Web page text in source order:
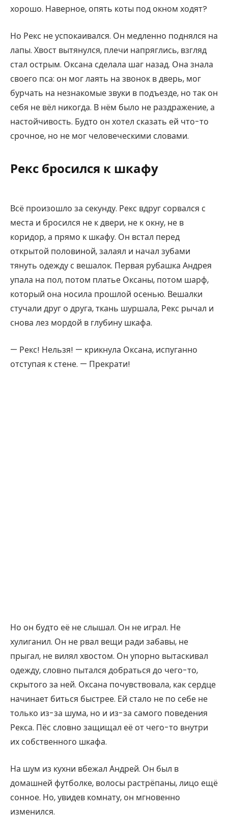
хорошо. Наверное, опять коты под окном ходят?
Но Рекс не успокаивался. Он медленно поднялся на
лапы. Хвост вытянулся, плечи напряглись, взгляд
стал острым. Оксана сделала шаг назад. Она знала
своего пса: он мог лаять на звонок в дверь, мог
бурчать на незнакомые звуки в подъезде, но так он
себя не вёл никогда. В нём было не раздражение, а
настойчивость. Будто он хотел сказать ей что-то
срочное, но не мог человеческими словами.
Рекс бросился к шкафу
Всё произошло за секунду. Рекс вдруг сорвался с
места и бросился не к двери, не к окну, не в
коридор, а прямо к шкафу. Он встал перед
открытой половиной, залаял и начал зубами
тянуть одежду с вешалок. Первая рубашка Андрея
упала на пол, потом платье Оксаны, потом шарф,
который она носила прошлой осенью. Вешалки
стучали друг о друга, ткань шуршала, Рекс рычал и
снова лез мордой в глубину шкафа.
— Рекс! Нельзя! — крикнула Оксана, испуганно
отступая к стене. — Прекрати!
Но он будто её не слышал. Он не играл. Не
хулиганил. Он не рвал вещи ради забавы, не
прыгал, не вилял хвостом. Он упорно вытаскивал
одежду, словно пытался добраться до чего-то,
скрытого за ней. Оксана почувствовала, как сердце
начинает биться быстрее. Ей стало не по себе не
только из-за шума, но и из-за самого поведения
Рекса. Пёс словно защищал её от чего-то внутри
их собственного шкафа.
На шум из кухни вбежал Андрей. Он был в
домашней футболке, волосы растрёпаны, лицо ещё
сонное. Но, увидев комнату, он мгновенно
изменился.